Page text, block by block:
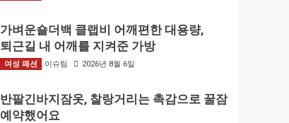
가벼운숄더백 클랩비 어깨편한 대용량,
퇴근길 내 어깨를 지켜준 가방
BIZMARK 이슈팀 2026년 8월 6일
여성 패션
반팔긴바지잠옷, 찰랑거리는 촉감으로 꿀잠
예약했어요